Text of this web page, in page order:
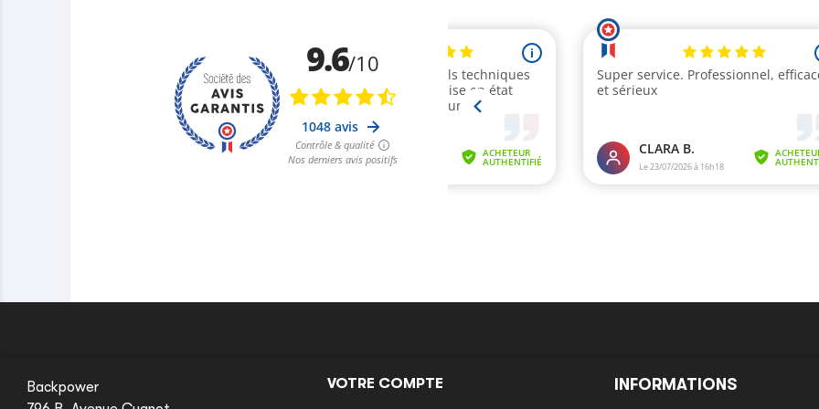
Backpower
VOTRE COMPTE INFORMATIONS